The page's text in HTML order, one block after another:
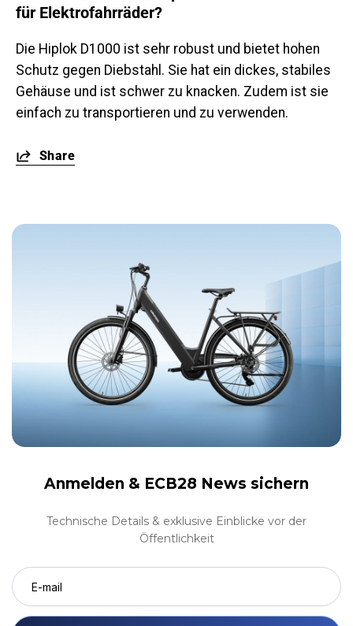
für Elektrofahrräder?
Die Hiplok D1000 ist sehr robust und bietet hohen
Schutz gegen Diebstahl. Sie hat ein dickes, stabiles
Gehäuse und ist schwer zu knacken. Zudem ist sie
einfach zu transportieren und zu verwenden.
Share
Anmelden & ECB28 News sichern
Technische Details & exklusive Einblicke vor der
Öffentlichkeit